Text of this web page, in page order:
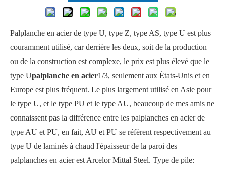
Palplanche en acier de type U, type Z, type AS, type U est plus
couramment utilisé, car derrière les deux, soit de la production
ou de la construction est complexe, le prix est plus élevé que le
type Upalplanche en acier1/3, seulement aux États-Unis et en
Europe est plus fréquent. Le plus largement utilisé en Asie pour
le type U, et le type PU et le type AU, beaucoup de mes amis ne
connaissent pas la différence entre les palplanches en acier de
type AU et PU, en fait, AU et PU se réfèrent respectivement au
type U de laminés à chaud l'épaisseur de la paroi des
palplanches en acier est Arcelor Mittal Steel. Type de pile: